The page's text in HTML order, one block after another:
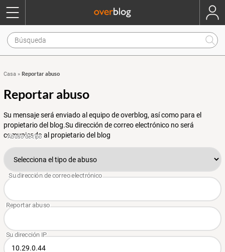
Casa » Reportar abuso
Reportar abuso
Su mensaje será enviado al equipo de overblog, así como para el
propietario del blog.Su dirección de correo electrónico no será
comunicada al propietario del blog